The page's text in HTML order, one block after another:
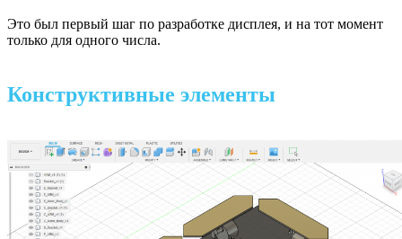
Это был первый шаг по разработке дисплея, и на тот момент
только для одного числа.
Конструктивные элементы